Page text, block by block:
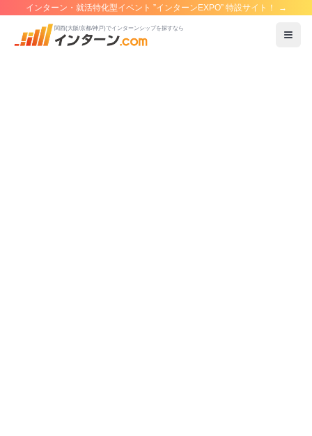
インターン・就活特化型イベント ”インターンEXPO” 特設サイト！ →
関西(大阪/京都/神戸)でインターンシップを探すなら
メニ